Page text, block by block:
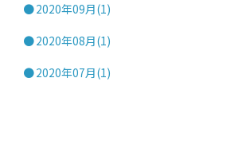
2020年09月(1)
2020年08月(1)
2020年07月(1)